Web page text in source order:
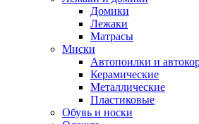
Домики
Лежаки
Матрасы
Миски
Автопоилки и
Керамические
Металлические
Пластиковые
Обувь и носки